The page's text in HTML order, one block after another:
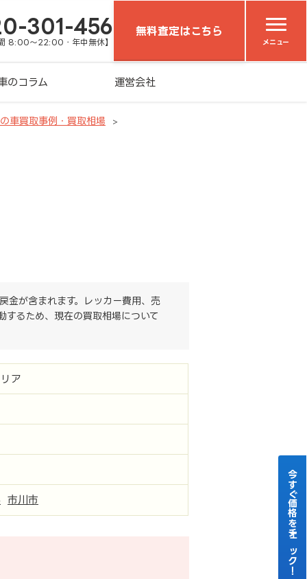
301-456
8:00～22:00・年中無休】
無料査定はこちら
メニュー
のコラム 運営会社
車買取事例・買取相場
金が含まれます。レッカー費用、売
するため、現在の買取相場について
ア
市川市 今すぐ価格をチェック！